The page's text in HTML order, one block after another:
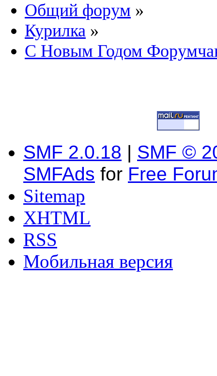
Общий форум »
Курилка »
С Новым Годом
SMF 2.0.18 | SMF ©
SMFAds for Free
Sitemap
XHTML
RSS
Мобильная версия